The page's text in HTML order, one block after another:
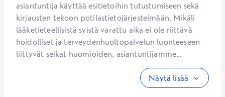
asiantuntija käyttää esitietoihin tutustumiseen sekä
kirjausten tekoon potilastietojärjestelmään. Mikäli
lääketieteellisistä syistä varattu aika ei ole riittävä
hoidolliset ja terveydenhuoltopalvelun luonteeseen
liittyvät seikat huomioiden, asiantuntijamme...
Näytä lisää